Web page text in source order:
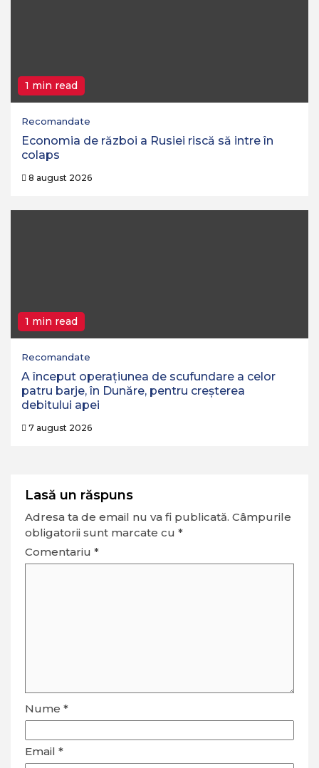
1 min read
Recomandate
Economia de război a Rusiei riscă să intre în
colaps
8 august 2026
1 min read
Recomandate
A început operaţiunea de scufundare a celor
patru barje, în Dunăre, pentru creşterea
debitului apei
7 august 2026
Lasă un răspuns
Adresa ta de email nu va fi publicată. Câmpurile
obligatorii sunt marcate cu *
Comentariu *
Nume *
Email *